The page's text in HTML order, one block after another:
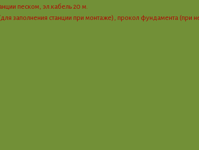
песком, эл.кабель 20 м.
заполнения станции при монтаже), прокол фундамента